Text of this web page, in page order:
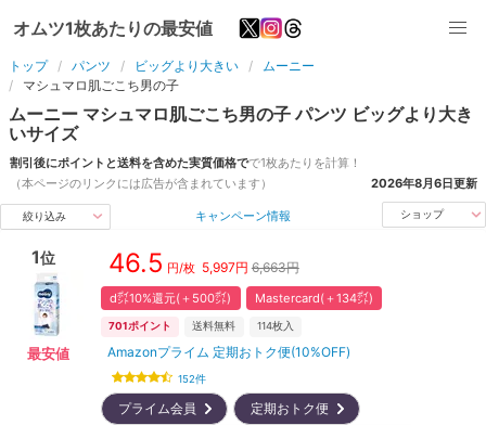
オムツ1枚あたりの最安値
トップ パンツ ビッグより大きい
ムーニー
マシュマロ肌ごこち男の子
ムーニー マシュマロ肌ごこち男の子 パンツ ビッグより大き
いサイズ
割引後にポイントと送料を含めた実質価格でで1枚あたりを計算！
（本ページのリンクには広告が含まれています）
2026年8月6日更新
絞り込み キャンペーン情報 ショップ
1位
最安値
46.5 円/枚 5,997円 6,663円
d㌽10%還元(＋500㌽) Mastercard(＋134㌽)
701 ポイント 送料無料 114枚入
Amazonプライム 定期おトク便(10%OFF)
152件
プライム会員
定期おトク便